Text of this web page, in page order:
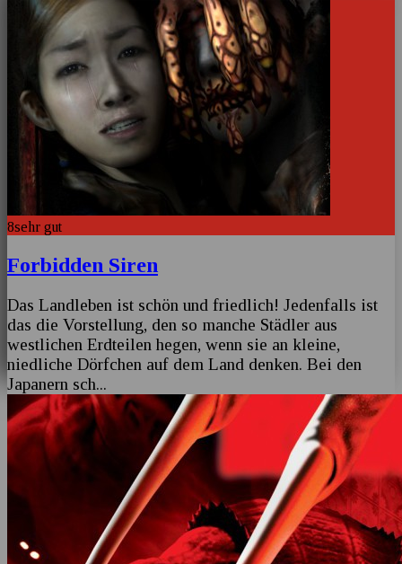
8sehr gut
Forbidden Siren
Das Landleben ist schön und friedlich! Jedenfalls ist
das die Vorstellung, den so manche Städler aus
westlichen Erdteilen hegen, wenn sie an kleine,
niedliche Dörfchen auf dem Land denken. Bei den
Japanern sch...